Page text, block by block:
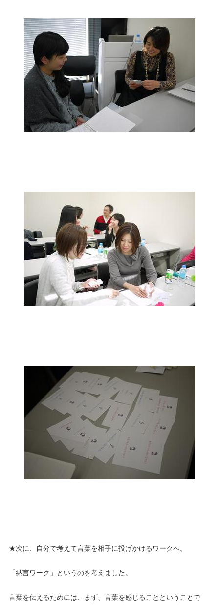
★次に、自分で考えて言葉を相手に投げかけるワークへ。
「納言ワーク」というのを考えました。
言葉を伝えるためには、まず、言葉を感じることということで